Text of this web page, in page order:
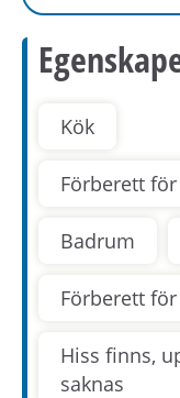
Kök
Förberett
Badrum
Förberett
Hiss finns,
saknas